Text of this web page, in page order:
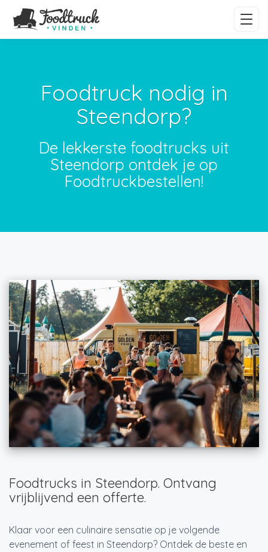
Foodtruck nodig in
Steendorp?
De lekkerste foodtrucks uit
Steendorp ontdek je op
Foodtruckbestellen!
Foodtrucks in Steendorp. Ontvang
vrijblijvend een offerte.
Klaar voor een culinaire sensatie op je volgende
evenement of feest in Steendorp? Ontdek de beste en